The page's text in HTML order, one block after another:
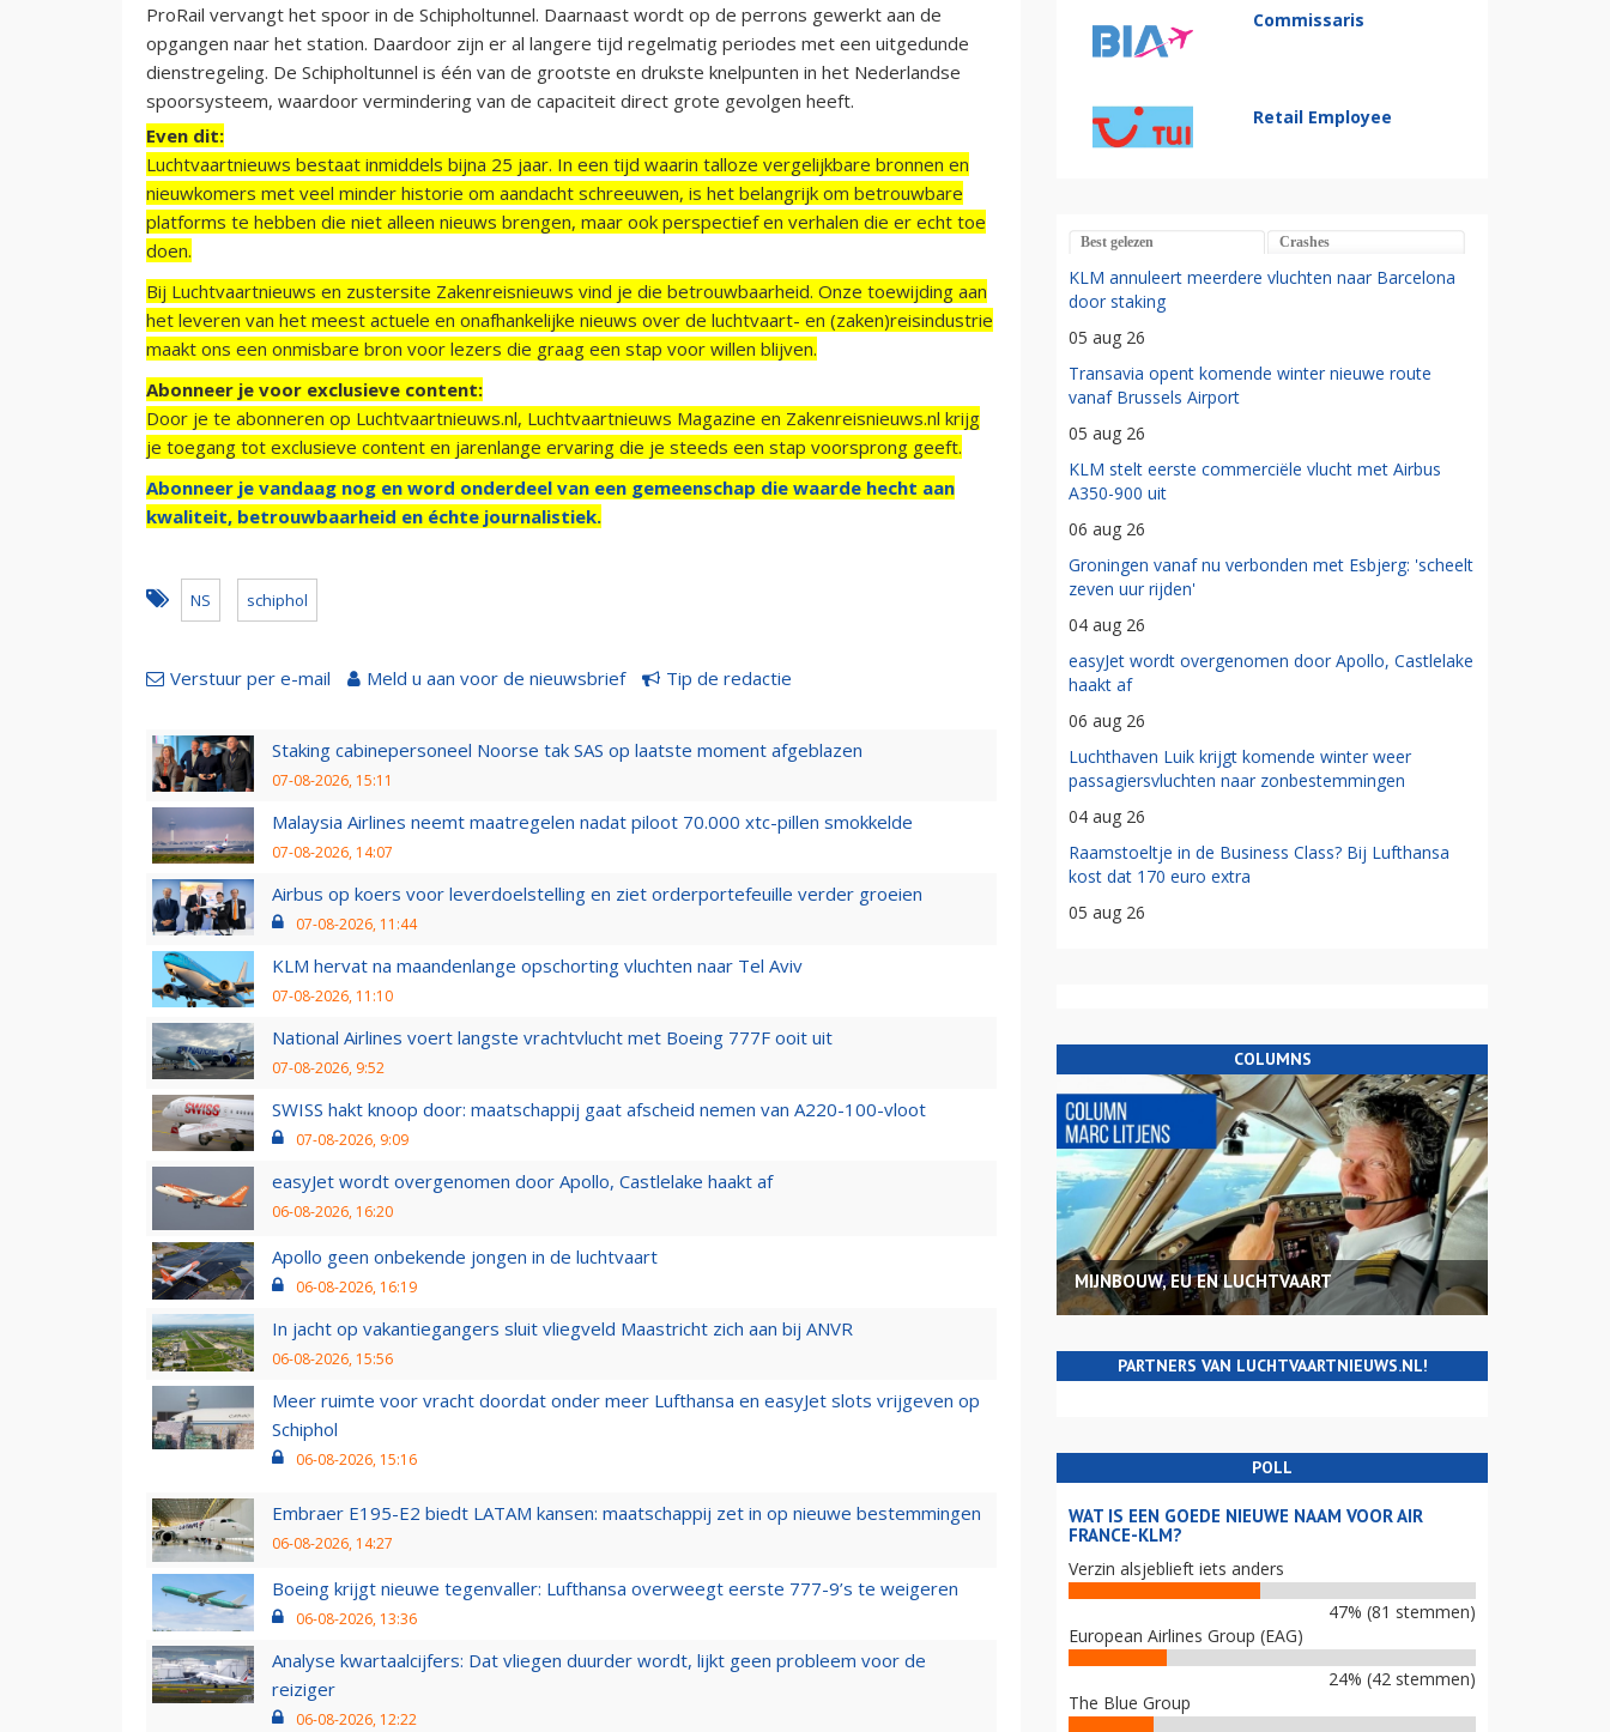
ProRail vervangt het spoor in de Schipholtunnel. Daarnaast wordt op de perrons gewerkt aan de
opgangen naar het station. Daardoor zijn er al langere tijd regelmatig periodes met een uitgedunde
dienstregeling. De Schipholtunnel is één van de grootste en drukste knelpunten in het Nederlandse
spoorsysteem, waardoor vermindering van de capaciteit direct grote gevolgen heeft.
Even dit:
Luchtvaartnieuws bestaat inmiddels bijna 25 jaar. In een tijd waarin talloze vergelijkbare bronnen en
nieuwkomers met veel minder historie om aandacht schreeuwen, is het belangrijk om betrouwbare
platforms te hebben die niet alleen nieuws brengen, maar ook perspectief en verhalen die er echt toe
doen.
Bij Luchtvaartnieuws en zustersite Zakenreisnieuws vind je die betrouwbaarheid. Onze toewijding aan
het leveren van het meest actuele en onafhankelijke nieuws over de luchtvaart- en (zaken)reisindustrie
maakt ons een onmisbare bron voor lezers die graag een stap voor willen blijven.
Abonneer je voor exclusieve content:
Door je te abonneren op Luchtvaartnieuws.nl, Luchtvaartnieuws Magazine en Zakenreisnieuws.nl krijg
je toegang tot exclusieve content en jarenlange ervaring die je steeds een stap voorsprong geeft.
Abonneer je vandaag nog en word onderdeel van een gemeenschap die waarde hecht aan
kwaliteit, betrouwbaarheid en échte journalistiek.
NS schiphol
Verstuur per e-mail Meld u aan voor de nieuwsbrief Tip de redactie
Staking cabinepersoneel Noorse tak SAS op laatste moment afgeblazen
07-08-2026, 15:11
Malaysia Airlines neemt maatregelen nadat piloot 70.000 xtc-pillen smokkelde
07-08-2026, 14:07
Airbus op koers voor leverdoelstelling en ziet orderportefeuille verder groeien
07-08-2026, 11:44
KLM hervat na maandenlange opschorting vluchten naar Tel Aviv
07-08-2026, 11:10
National Airlines voert langste vrachtvlucht met Boeing 777F ooit uit
07-08-2026, 9:52
SWISS hakt knoop door: maatschappij gaat afscheid nemen van A220-100-vloot
07-08-2026, 9:09
easyJet wordt overgenomen door Apollo, Castlelake haakt af
06-08-2026, 16:20
Apollo geen onbekende jongen in de luchtvaart
06-08-2026, 16:19
In jacht op vakantiegangers sluit vliegveld Maastricht zich aan bij ANVR
06-08-2026, 15:56
Meer ruimte voor vracht doordat onder meer Lufthansa en easyJet slots vrijgeven op
Schiphol
06-08-2026, 15:16
Embraer E195-E2 biedt LATAM kansen: maatschappij zet in op nieuwe bestemmingen
06-08-2026, 14:27
Boeing krijgt nieuwe tegenvaller: Lufthansa overweegt eerste 777-9’s te weigeren
06-08-2026, 13:36
Analyse kwartaalcijfers: Dat vliegen duurder wordt, lijkt geen probleem voor de
reiziger
06-08-2026, 12:22
Commissaris
Retail Employee
Best gelezen Crashes
KLM annuleert meerdere vluchten naar Barcelona
door staking
05 aug 26
Transavia opent komende winter nieuwe route
vanaf Brussels Airport
05 aug 26
KLM stelt eerste commerciële vlucht met Airbus
A350-900 uit
06 aug 26
Groningen vanaf nu verbonden met Esbjerg: 'scheelt
zeven uur rijden'
04 aug 26
easyJet wordt overgenomen door Apollo, Castlelake
haakt af
06 aug 26
Luchthaven Luik krijgt komende winter weer
passagiersvluchten naar zonbestemmingen
04 aug 26
Raamstoeltje in de Business Class? Bij Lufthansa
kost dat 170 euro extra
05 aug 26
COLUMNS
MIJNBOUW, EU EN LUCHTVAART
PARTNERS VAN LUCHTVAARTNIEUWS.NL!
POLL
WAT IS EEN GOEDE NIEUWE NAAM VOOR AIR
FRANCE-KLM?
Verzin alsjeblieft iets anders
47% (81 stemmen)
European Airlines Group (EAG)
24% (42 stemmen)
The Blue Group